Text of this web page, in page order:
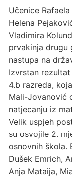
Učenice
Helena
Vladimira
prvakinja drugu
nastupa na
Izvrstan
4.b razreda,
Mali-Jovanović
natjecanju iz
Velik uspjeh
su osvojile 2.
osnovnih škola.
Dušek Emrich,
Anja Mataija,